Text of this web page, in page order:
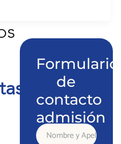
Formulario
de
contacto
admisión
Nombre